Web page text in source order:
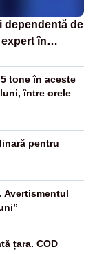
dependentă de
în
tone în aceste
între orele
pentru
Avertismentul
țara. COD